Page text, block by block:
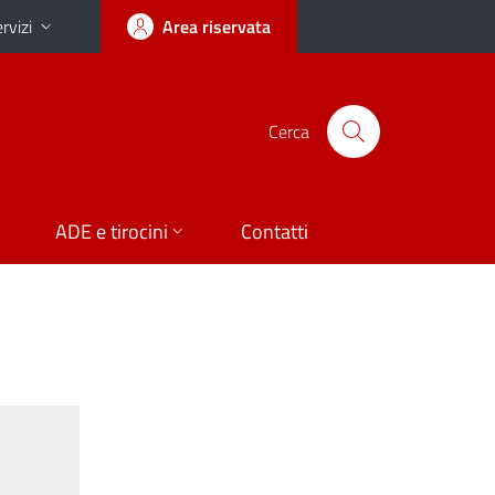
Area riservata
Cerca
ADE e tirocini Contatti